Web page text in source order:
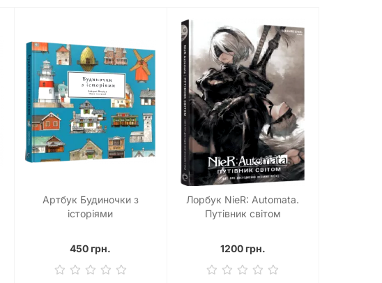
Артбук Будиночки з
історіями
450 грн.
Лорбук NieR: Automata.
Путівник світом
1200 грн.